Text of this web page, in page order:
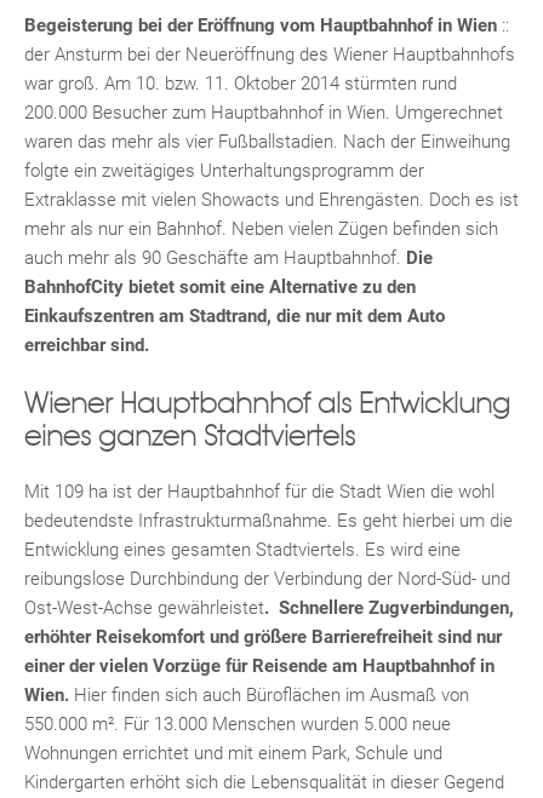
Begeisterung bei der Eröffnung vom Hauptbahnhof in Wien ::
der Ansturm bei der Neueröffnung des Wiener Hauptbahnhofs
war groß. Am 10. bzw. 11. Oktober 2014 stürmten rund
200.000 Besucher zum Hauptbahnhof in Wien. Umgerechnet
waren das mehr als vier Fußballstadien. Nach der Einweihung
folgte ein zweitägiges Unterhaltungsprogramm der
Extraklasse mit vielen Showacts und Ehrengästen. Doch es ist
mehr als nur ein Bahnhof. Neben vielen Zügen befinden sich
auch mehr als 90 Geschäfte am Hauptbahnhof. Die
BahnhofCity bietet somit eine Alternative zu den
Einkaufszentren am Stadtrand, die nur mit dem Auto
erreichbar sind.
Wiener Hauptbahnhof als Entwicklung
eines ganzen Stadtviertels
Mit 109 ha ist der Hauptbahnhof für die Stadt Wien die wohl
bedeutendste Infrastrukturmaßnahme. Es geht hierbei um die
Entwicklung eines gesamten Stadtviertels. Es wird eine
reibungslose Durchbindung der Verbindung der Nord-Süd- und
Ost-West-Achse gewährleistet. Schnellere Zugverbindungen,
erhöhter Reisekomfort und größere Barrierefreiheit sind nur
einer der vielen Vorzüge für Reisende am Hauptbahnhof in
Wien. Hier finden sich auch Büroflächen im Ausmaß von
550.000 m². Für 13.000 Menschen wurden 5.000 neue
Wohnungen errichtet und mit einem Park, Schule und
Kindergarten erhöht sich die Lebensqualität in dieser Gegend